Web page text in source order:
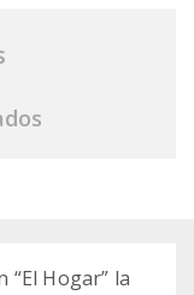
“El Hogar” la